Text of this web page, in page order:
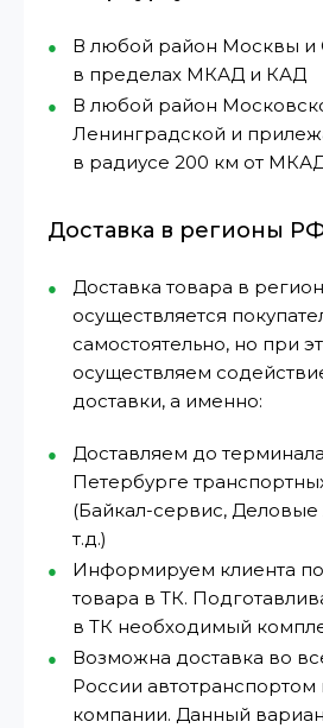
В любой район Москвы и
в пределах МКАД и КАД
В любой район
Ленинградской и
в радиусе 200 км от
Доставка в регионы
Доставка товара в
осуществляется
самостоятельно, но при
осуществляем
доставки, а именно:
Доставляем до
Петербурге
(Байкал-сервис,
т.д.)
Информируем клиента
товара в ТК.
в ТК необходимый
Возможна доставка во
России
компании. Данный